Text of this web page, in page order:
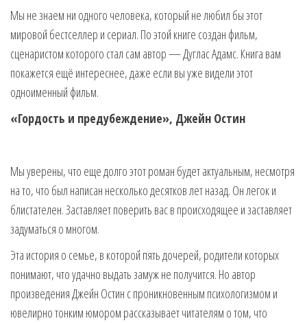
Мы не знаем ни одного человека, который не любил бы этот
мировой бестселлер и сериал. По этой книге создан фильм,
сценаристом которого стал сам автор — Дуглас Адамс. Книга вам
покажется ещё интереснее, даже если вы уже видели этот
одноименный фильм.
«Гордость и предубеждение», Джейн Остин
Мы уверены, что еще долго этот роман будет актуальным, несмотря
на то, что был написан несколько десятков лет назад. Он легок и
блистателен. Заставляет поверить вас в происходящее и заставляет
задуматься о многом.
Эта история о семье, в которой пять дочерей, родители которых
понимают, что удачно выдать замуж не получится. Но автор
произведения Джейн Остин с проникновенным психологизмом и
ювелирно тонким юмором рассказывает читателям о том, что